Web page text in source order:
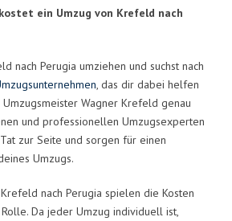
ein Umzug von Krefeld nach
nach Perugia umziehen und suchst nach
, das dir dabei helfen
Wagner Krefeld genau
und professionellen Umzugsexperten
zur Seite und sorgen für einen
Umzugs.
nach Perugia spielen die Kosten
Da jeder Umzug individuell ist,